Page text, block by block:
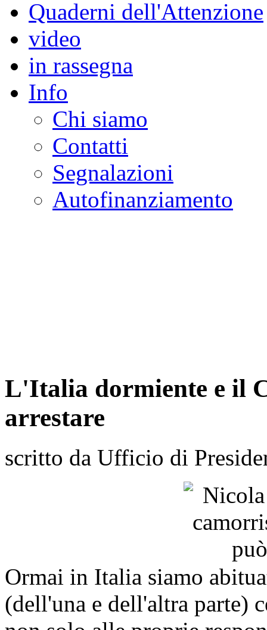
Quaderni dell'Attenzione
video
in rassegna
Info
Chi siamo
Contatti
Segnalazioni
Autofinanziamento
L'Italia dormiente e il
arrestare
scritto da Ufficio di
Ormai in Italia siamo
(dell'una e dell'altra parte)